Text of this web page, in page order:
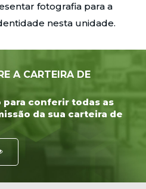
fotografia para a
nesta unidade.
A CARTEIRA DE
para conferir todas as
da sua carteira de